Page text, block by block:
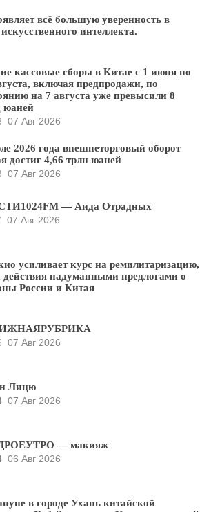
всё большую уверенность в
интеллекта.
кассовые сборы в Китае с 1 июня по
включая предпродажи, по
на 7 августа уже превысили 8
юаней
07 Авг 2026
2026 года внешнеторговый оборот
достиг 4,66 трлн юаней
07 Авг 2026
— Аида Отрадных
07 Авг 2026
усиливает курс на ремилитаризацию,
действия надуманными предлогами о
России и Китая
07 Авг 2026
Лицю
07 Авг 2026
— макияж
06 Авг 2026
в городе Ухань китайской